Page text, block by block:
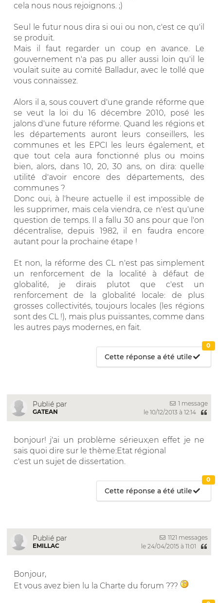
cela nous nous rejoignons. ;)
Seul le futur nous dira si oui ou non, c'est ce qu'il
se produit.
Mais il faut regarder un coup en avance. Le
gouvernement n'a pas pu aller aussi loin qu'il le
voulait suite au comité Balladur, avec le tollé que
vous connaissez.
Alors il a, sous couvert d'une grande réforme que
se veut la loi du 16 décembre 2010, posé les
jalons d'une future réforme. Quand les régions et
les départements auront leurs conseillers, les
communes et les EPCI les leurs également, et
que tout cela aura fonctionné plus ou moins
bien, alors, dans 10, 20, 30 ans, on dira: quelle
utilité d'avoir encore des départements, des
communes ?
Donc oui, à l'heure actuelle il est impossible de
les supprimer, mais cela viendra, ce n'est qu'une
question de temps. Il a fallu 30 ans pour que l'on
décentralise, depuis 1982, il en faudra encore
autant pour la prochaine étape !
Et non, la réforme des CL n'est pas simplement
un renforcement de la localité à défaut de
globalité, je dirais plutot que c'est un
renforcement de la globalité locale: de plus
grosses collectivités, toujours locales (les régions
sont des CL !), mais plus puissantes, comme dans
les autres pays modernes, en fait.
Cette réponse a été utile
0
Publié par
GATEAN
1 message
le 10/12/2013 à 12:14
bonjour! j'ai un problème sérieux;en effet je ne
sais quoi dire sur le thème:Etat régional
c'est un sujet de dissertation.
Cette réponse a été utile
0
Publié par
EMILLAC
1121 messages
le 24/04/2015 à 11:01
Bonjour,
Et vous avez bien lu la Charte du forum ???